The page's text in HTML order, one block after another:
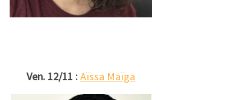
Ven. 12/11 :Aïssa Maïga